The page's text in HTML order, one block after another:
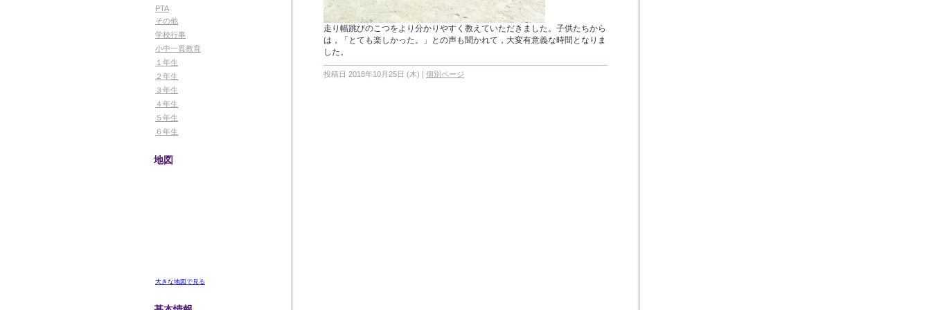
PTA
その他
学校行事
小中一貫教育
１年生
２年生
３年生
４年生
５年生
６年生
地図
大きな地図で見る
走り幅跳びのこつをより分かりやすく教えていただきました。子供たちから
は，「とても楽しかった。」との声も聞かれて，大変有意義な時間となりま
した。
投稿日 2018年10月25日 (木) | 個別ページ